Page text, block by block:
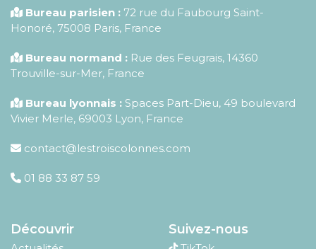
Bureau parisien : 72 rue du Faubourg Saint-
Honoré, 75008 Paris, France
Bureau normand : Rue des Feugrais, 14360
Trouville-sur-Mer, France
Bureau lyonnais : Spaces Part-Dieu, 49 boulevard
Vivier Merle, 69003 Lyon, France
contact@lestroiscolonnes.com
01 88 33 87 59
Découvrir Suivez-nous